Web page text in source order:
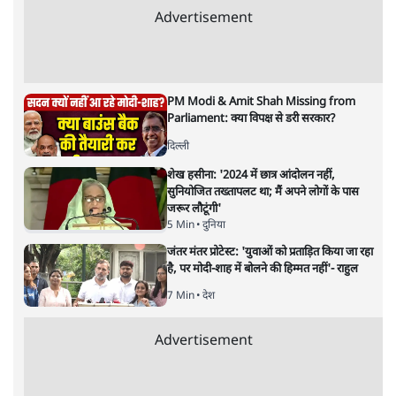
ताजा खबरें
विज्ञापनों पर उड़ाने में मोदी 3.0 को भी पीछे छोड़ा
7 Min•उत्तर प्रदेश
शेख हसीना की प्रेस कॉन्फ्रेंस में शामिल हुए क्रिकेटर
शाकिब अल हसन के घर पर पेट्रोल बम से हमला
5 Min•दुनिया
गैस भंडार बढ़ाने के लिए क्या उपभोक्ताओं पर सरकार
लगाएगी नई लेवी, रायटर्स की रिपोर्ट